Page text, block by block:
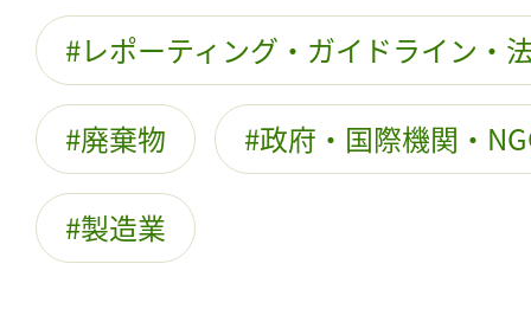
レポーティング・ガイドライン・
廃棄物 政府・国際機関・
製造業